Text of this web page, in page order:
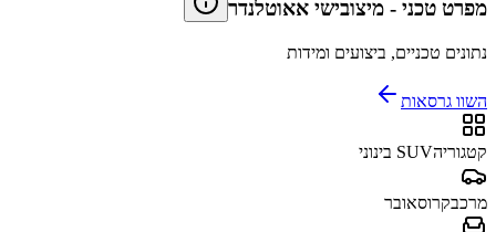
מפרט טכני - מיצובישי אאוטלנדר
נתונים טכניים, ביצועים ומידות
השוו גרסאות
קטגוריהSUV בינוני
מרכבקרוסאובר